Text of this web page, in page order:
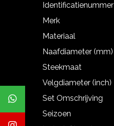
Identificatienummer
Merk
Materiaal
Naafdiameter (mm)
Steekmaat
Velgdiameter (inch)
Set Omschrijving
Seizoen